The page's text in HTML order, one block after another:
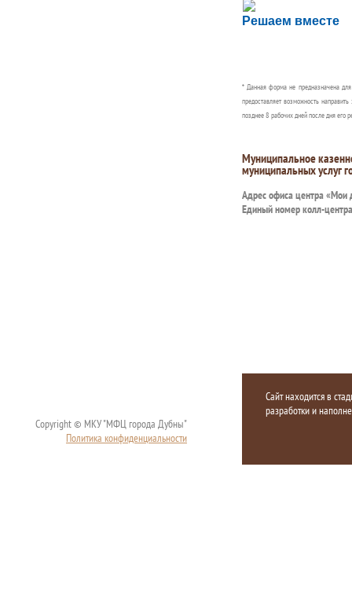
Решаем вместе
Сложности с
Сообщите об этом
* Данная форма не предназначена
предоставляет возможность
позднее 8 рабочих дней после дня его
Муниципальное
муниципальных услуг
Адрес офиса центра «Мои
Единый номер колл-
Copyright © МКУ "МФЦ города Дубны"
Политика конфиденциальности
Сайт находится в
разработки и